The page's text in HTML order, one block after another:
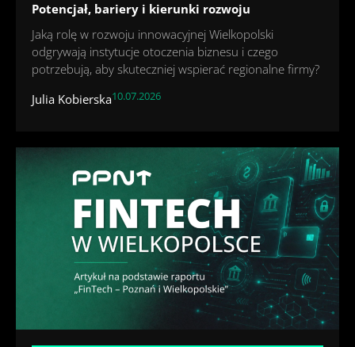
Potencjał, bariery i kierunki rozwoju
Jaką rolę w rozwoju innowacyjnej Wielkopolski
odgrywają instytucje otoczenia biznesu i czego
potrzebują, aby skuteczniej wspierać regionalne firmy?
Julia Kobierska10.07.2026